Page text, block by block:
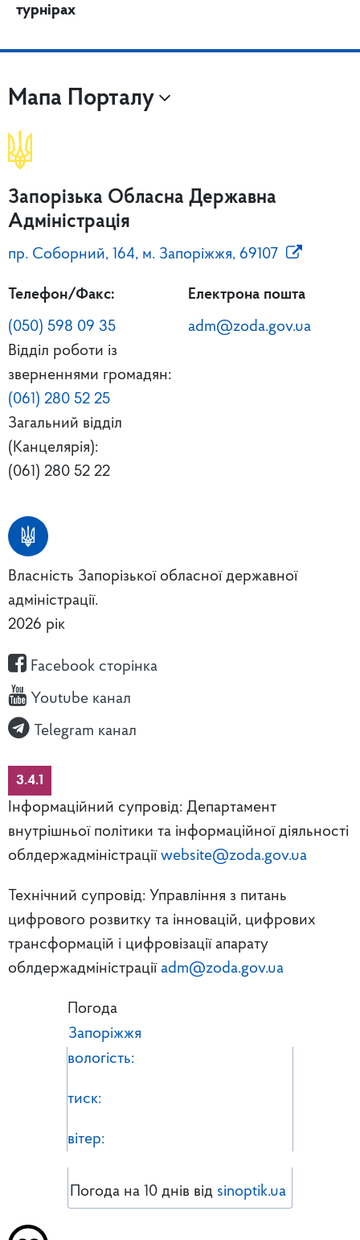
турнірах
Мапа Порталу
Запорізька Обласна Державна
Адміністрація
пр. Соборний, 164, м. Запоріжжя, 69107
Телефон/Факс:
(050) 598 09 35
Відділ роботи із
зверненнями громадян:
(061) 280 52 25
Загальний відділ
(Канцелярія):
(061) 280 52 22
Електрона пошта
adm@zoda.gov.ua
Власність Запорізької обласної державної
адміністрації.
2026 рік
Facebook сторінка
Youtube канал
Telegram канал
3.4.1
Інформаційний супровід: Департамент
внутрішньої політики та інформаційної діяльності
облдержадміністрації website@zoda.gov.ua
Технічний супровід: Управління з питань
цифрового розвитку та інновацій, цифрових
трансформацій і цифровізації апарату
облдержадміністрації adm@zoda.gov.ua
Погода
Запоріжжя
вологість:
тиск:
вітер:
Погода на 10 днів від sinoptik.ua